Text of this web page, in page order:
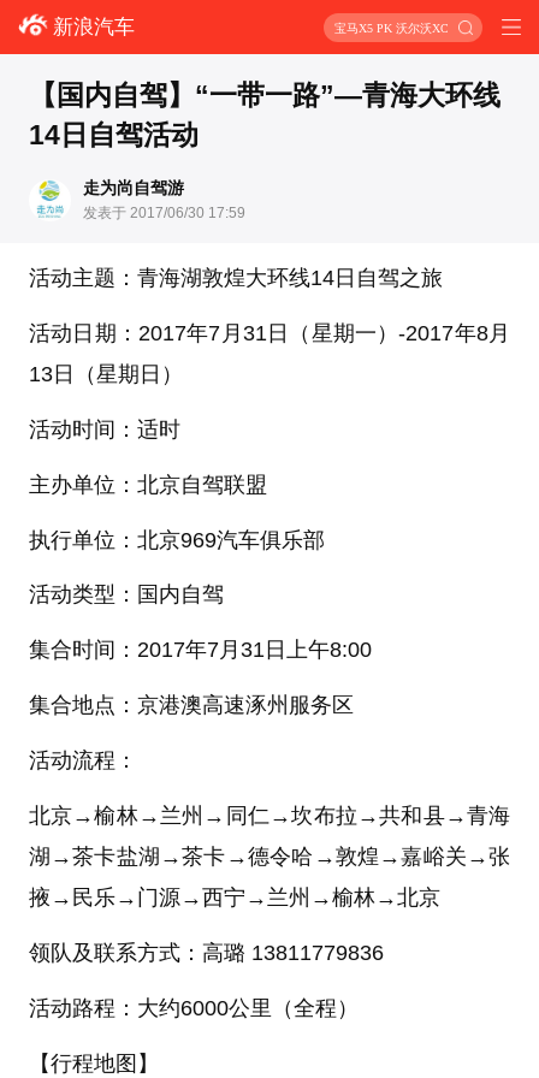
新浪汽车 宝马X5 PK 沃尔沃XC90
【国内自驾】“一带一路”—青海大环线
14日自驾活动
走为尚自驾游
发表于 2017/06/30 17:59
活动主题：青海湖敦煌大环线14日自驾之旅
活动日期：2017年7月31日（星期一）-2017年8月
13日（星期日）
活动时间：适时
主办单位：北京自驾联盟
执行单位：北京969汽车俱乐部
活动类型：国内自驾
集合时间：2017年7月31日上午8:00
集合地点：京港澳高速涿州服务区
活动流程：
北京→榆林→兰州→同仁→坎布拉→共和县→青海
湖→茶卡盐湖→茶卡→德令哈→敦煌→嘉峪关→张
掖→民乐→门源→西宁→兰州→榆林→北京
领队及联系方式：高璐 13811779836
活动路程：大约6000公里（全程）
【行程地图】